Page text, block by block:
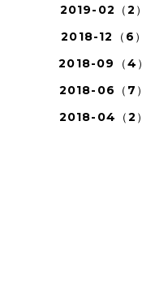
2019-02（2）
2018-12（6）
2018-09（4）
2018-06（7）
2018-04（2）